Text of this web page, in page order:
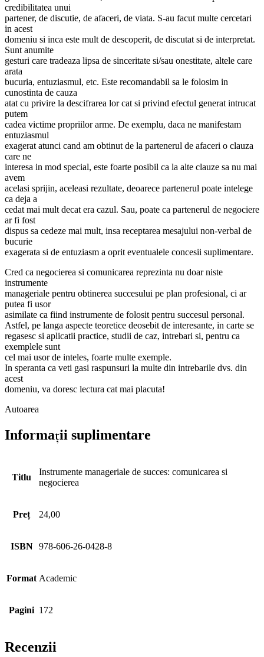
credibilitatea unui
partener, de discutie, de afaceri, de viata. S-au facut multe cercetari
in acest
domeniu si inca este mult de descoperit, de discutat si de interpretat.
Sunt anumite
gesturi care tradeaza lipsa de sinceritate si/sau onestitate, altele care
arata
bucuria, entuziasmul, etc. Este recomandabil sa le folosim in
cunostinta de cauza
atat cu privire la descifrarea lor cat si privind efectul generat intrucat
putem
cadea victime propriilor arme. De exemplu, daca ne manifestam
entuziasmul
exagerat atunci cand am obtinut de la partenerul de afaceri o clauza
care ne
interesa in mod special, este foarte posibil ca la alte clauze sa nu mai
avem
acelasi sprijin, aceleasi rezultate, deoarece partenerul poate intelege
ca deja a
cedat mai mult decat era cazul. Sau, poate ca partenerul de negociere
ar fi fost
dispus sa cedeze mai mult, insa receptarea mesajului non-verbal de
bucurie
exagerata si de entuziasm a oprit eventualele concesii suplimentare.
Cred ca negocierea si comunicarea reprezinta nu doar niste
instrumente
manageriale pentru obtinerea succesului pe plan profesional, ci ar
putea fi usor
asimilate ca fiind instrumente de folosit pentru succesul personal.
Astfel, pe langa aspecte teoretice deosebit de interesante, in carte se
regasesc si aplicatii practice, studii de caz, intrebari si, pentru ca
exemplele sunt
cel mai usor de inteles, foarte multe exemple.
In speranta ca veti gasi raspunsuri la multe din intrebarile dvs. din
acest
domeniu, va doresc lectura cat mai placuta!
Autoarea
Informații suplimentare
Titlu
Instrumente manageriale de succes: comunicarea si
negocierea
Preț 24,00
ISBN 978-606-26-0428-8
Format Academic
Pagini 172
Recenzii